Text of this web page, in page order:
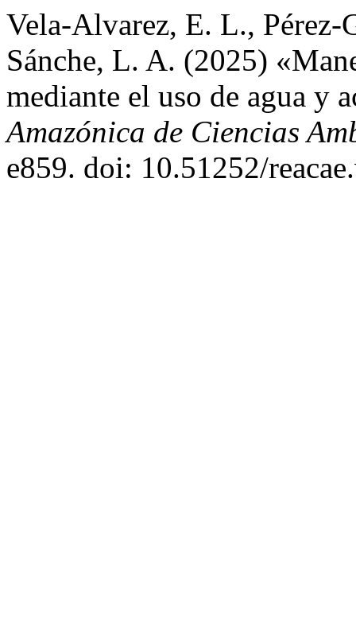
Vela-Alvarez, E. L., Pérez-
Sánche, L. A. (2025)
mediante el uso de agua y
Amazónica de Ciencias
e859. doi: 10.51252/